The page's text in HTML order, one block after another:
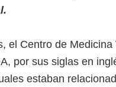
el Centro de
por sus siglas en
estaban